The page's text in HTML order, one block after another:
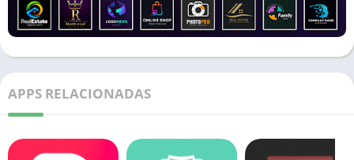
APPS RELACIONADAS